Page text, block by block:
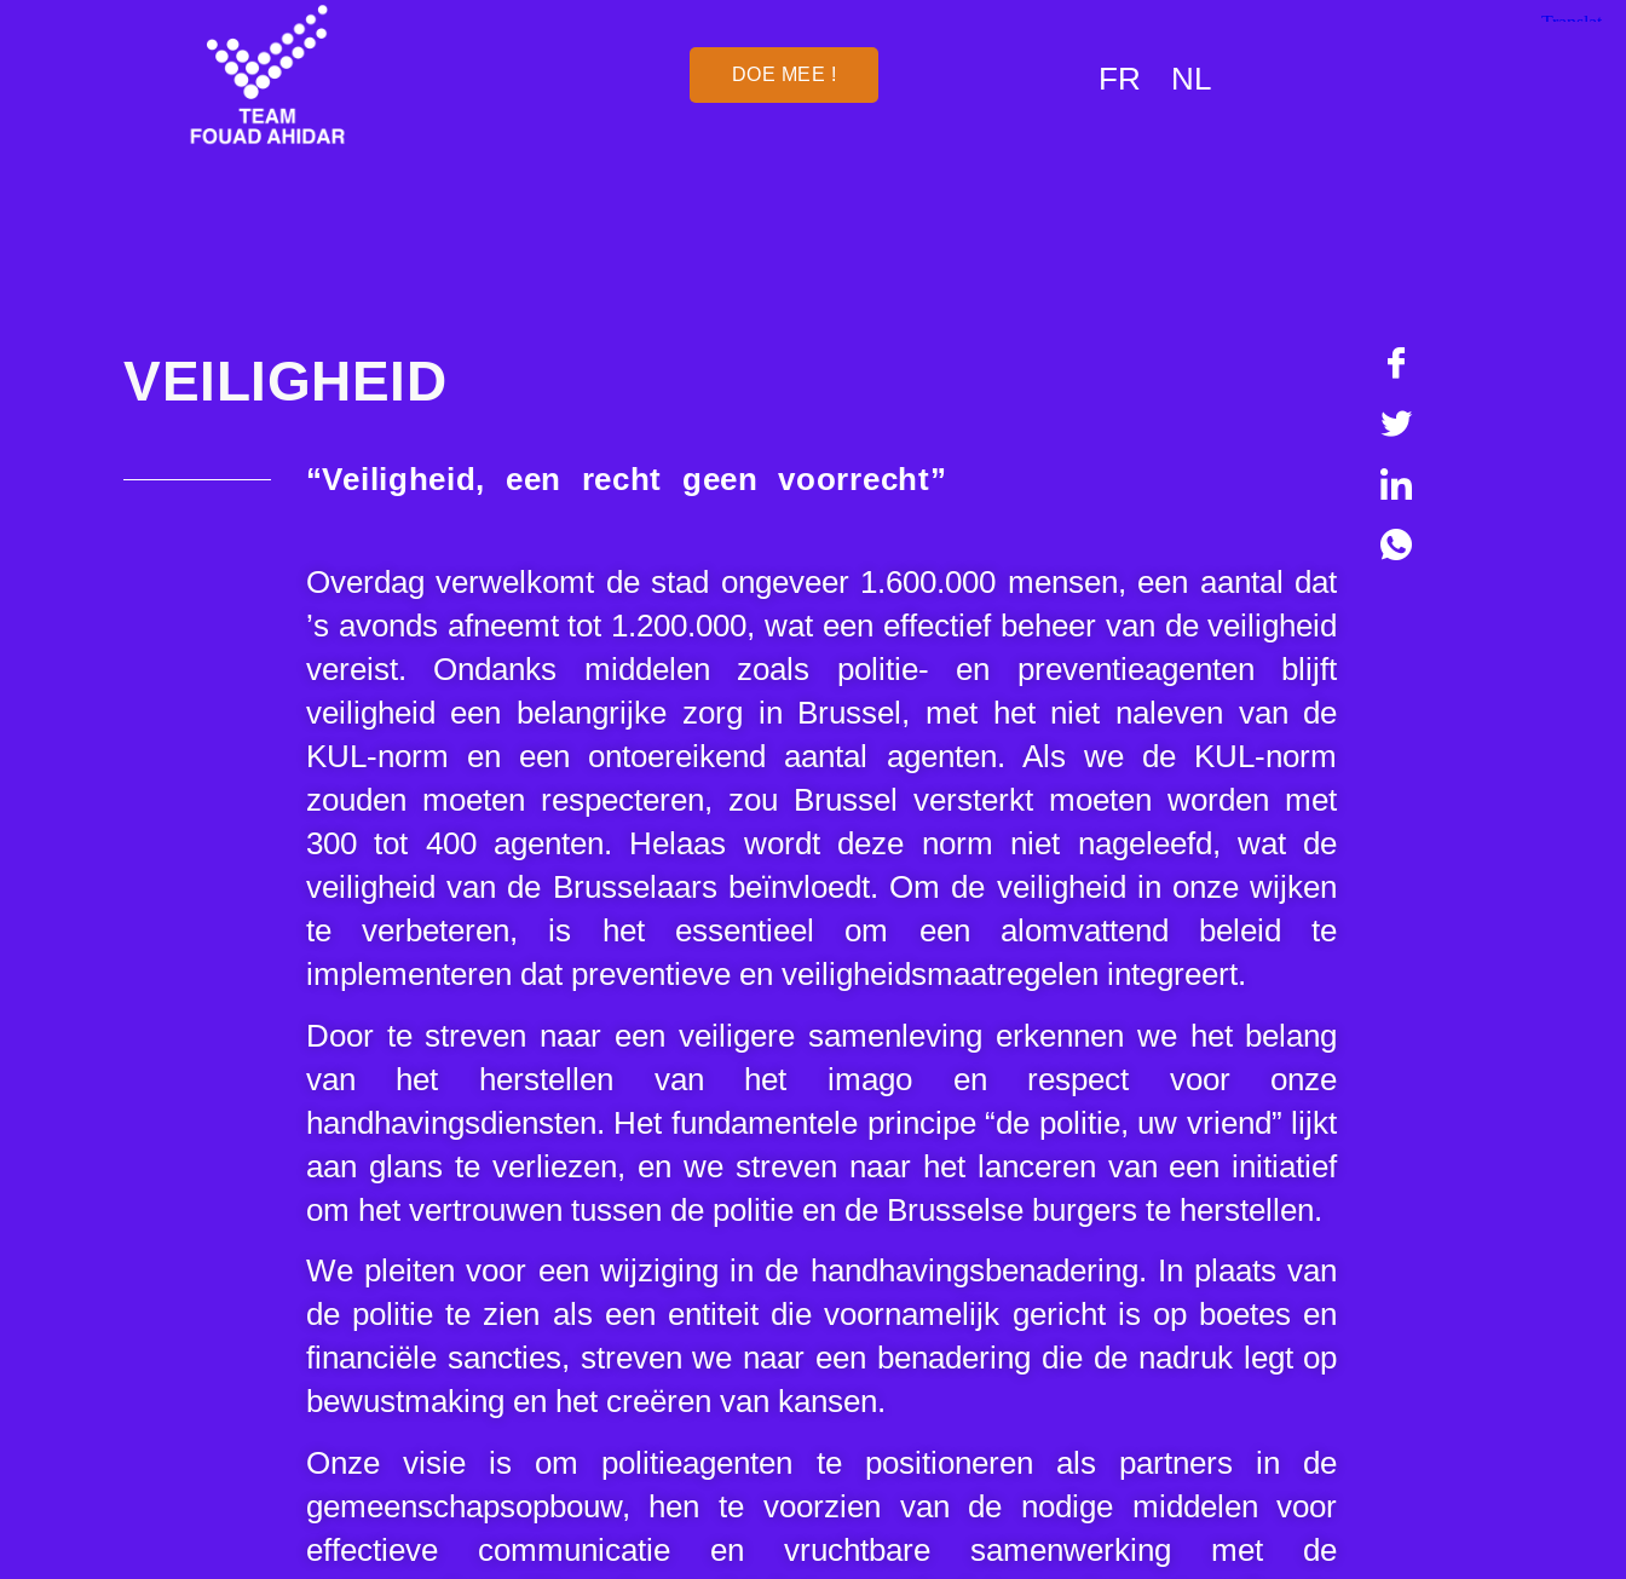
DOE MEE ! FR NL
Veiligheid
VEILIGHEID
“Veiligheid, een recht geen voorrecht”
Overdag verwelkomt de stad ongeveer 1.600.000 mensen, een aantal dat
’s avonds afneemt tot 1.200.000, wat een effectief beheer van de veiligheid
vereist. Ondanks middelen zoals politie- en preventieagenten blijft
veiligheid een belangrijke zorg in Brussel, met het niet naleven van de
KUL-norm en een ontoereikend aantal agenten. Als we de KUL-norm
zouden moeten respecteren, zou Brussel versterkt moeten worden met
300 tot 400 agenten. Helaas wordt deze norm niet nageleefd, wat de
veiligheid van de Brusselaars beïnvloedt. Om de veiligheid in onze wijken
te verbeteren, is het essentieel om een alomvattend beleid te
implementeren dat preventieve en veiligheidsmaatregelen integreert.
Door te streven naar een veiligere samenleving erkennen we het belang
van het herstellen van het imago en respect voor onze
handhavingsdiensten. Het fundamentele principe “de politie, uw vriend” lijkt
aan glans te verliezen, en we streven naar het lanceren van een initiatief
om het vertrouwen tussen de politie en de Brusselse burgers te herstellen.
We pleiten voor een wijziging in de handhavingsbenadering. In plaats van
de politie te zien als een entiteit die voornamelijk gericht is op boetes en
financiële sancties, streven we naar een benadering die de nadruk legt op
bewustmaking en het creëren van kansen.
Onze visie is om politieagenten te positioneren als partners in de
gemeenschapsopbouw, hen te voorzien van de nodige middelen voor
effectieve communicatie en vruchtbare samenwerking met de